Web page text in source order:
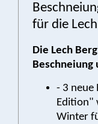
für die
Die Lech
Beschneiung
- 3 neue
Edition"
Winter